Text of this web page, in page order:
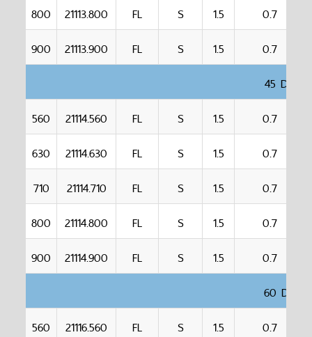
800
21113.800 FL S 1.5
0.7
900
21113.900 FL S 1.5
0.7
45
560
21114.560 FL S 1.5
0.7
630
21114.630 FL S 1.5
0.7
710
21114.710 FL S 1.5
0.7
800
21114.800 FL S 1.5
0.7
900
21114.900 FL S 1.5
0.7
60
560
21116.560 FL S 1.5
0.7